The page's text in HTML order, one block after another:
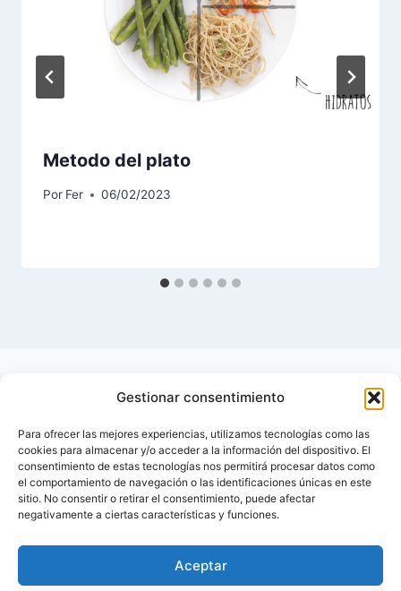
Gestionar consentimiento
Para ofrecer las mejores experiencias, utilizamos tecnologías como las
cookies para almacenar y/o acceder a la información del dispositivo. El
consentimiento de estas tecnologías nos permitirá procesar datos como
el comportamiento de navegación o las identificaciones únicas en este
sitio. No consentir o retirar el consentimiento, puede afectar
negativamente a ciertas características y funciones.
Aceptar
Metodo del plato
Por Fer 06/02/2023
Inicio Contactar